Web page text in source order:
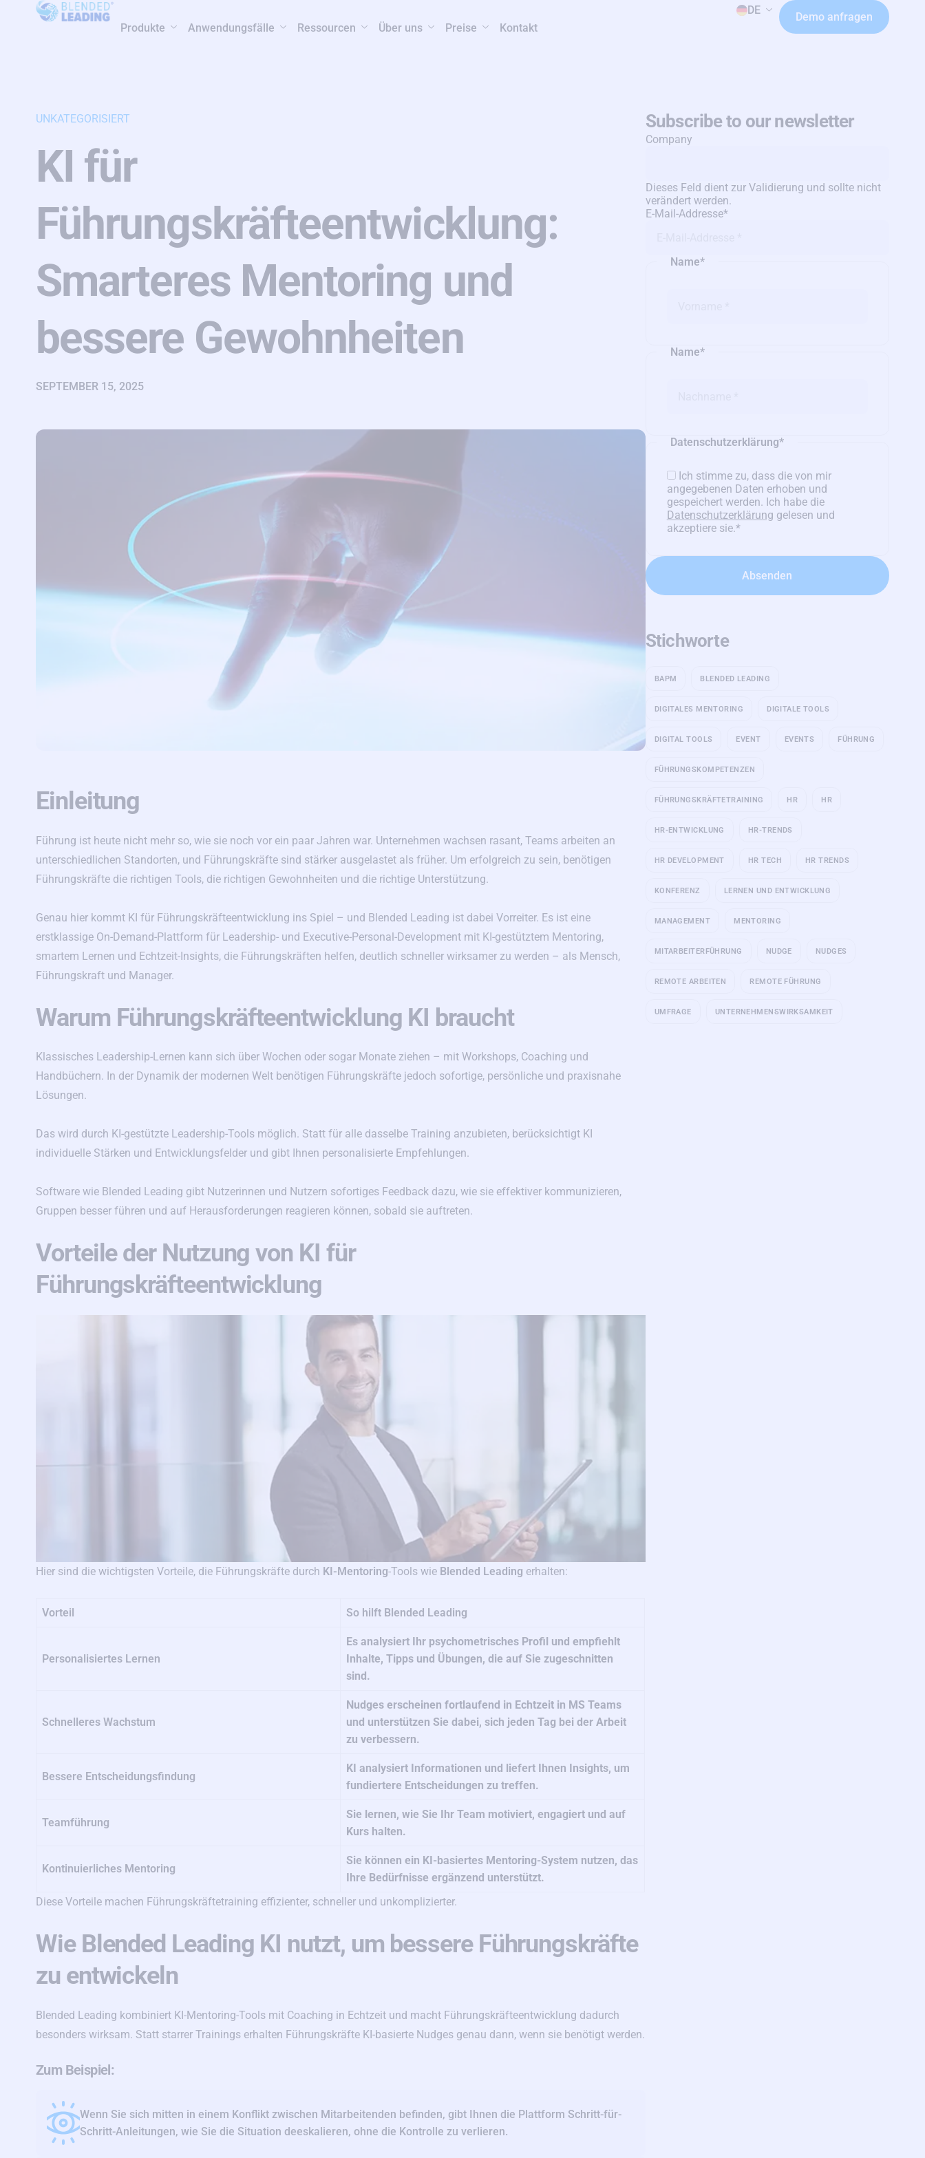
Produkte Anwendungsfälle Ressourcen Über uns Preise Kontakt
DE
Demo anfragen
UNKATEGORISIERT
KI für
Führungskräfteentwicklung:
Smarteres Mentoring und
bessere Gewohnheiten
SEPTEMBER 15, 2025
Einleitung
Führung ist heute nicht mehr so, wie sie noch vor ein paar Jahren war. Unternehmen wachsen rasant, Teams arbeiten an
unterschiedlichen Standorten, und Führungskräfte sind stärker ausgelastet als früher. Um erfolgreich zu sein, benötigen
Führungskräfte die richtigen Tools, die richtigen Gewohnheiten und die richtige Unterstützung.
Genau hier kommt KI für Führungskräfteentwicklung ins Spiel – und Blended Leading ist dabei Vorreiter. Es ist eine
erstklassige On-Demand-Plattform für Leadership- und Executive-Personal-Development mit KI-gestütztem Mentoring,
smartem Lernen und Echtzeit-Insights, die Führungskräften helfen, deutlich schneller wirksamer zu werden – als Mensch,
Führungskraft und Manager.
Warum Führungskräfteentwicklung KI braucht
Klassisches Leadership-Lernen kann sich über Wochen oder sogar Monate ziehen – mit Workshops, Coaching und
Handbüchern. In der Dynamik der modernen Welt benötigen Führungskräfte jedoch sofortige, persönliche und praxisnahe
Lösungen.
Das wird durch KI-gestützte Leadership-Tools möglich. Statt für alle dasselbe Training anzubieten, berücksichtigt KI
individuelle Stärken und Entwicklungsfelder und gibt Ihnen personalisierte Empfehlungen.
Software wie Blended Leading gibt Nutzerinnen und Nutzern sofortiges Feedback dazu, wie sie effektiver kommunizieren,
Gruppen besser führen und auf Herausforderungen reagieren können, sobald sie auftreten.
Vorteile der Nutzung von KI für
Führungskräfteentwicklung
Hier sind die wichtigsten Vorteile, die Führungskräfte durch KI-Mentoring-Tools wie Blended Leading erhalten:
Vorteil So hilft Blended Leading
Personalisiertes Lernen
Es analysiert Ihr psychometrisches Profil und empfiehlt
Inhalte, Tipps und Übungen, die auf Sie zugeschnitten
sind.
Schnelleres Wachstum
Nudges erscheinen fortlaufend in Echtzeit in MS Teams
und unterstützen Sie dabei, sich jeden Tag bei der Arbeit
zu verbessern.
Bessere Entscheidungsfindung
KI analysiert Informationen und liefert Ihnen Insights, um
fundiertere Entscheidungen zu treffen.
Teamführung
Sie lernen, wie Sie Ihr Team motiviert, engagiert und auf
Kurs halten.
Kontinuierliches Mentoring
Sie können ein KI-basiertes Mentoring-System nutzen, das
Ihre Bedürfnisse ergänzend unterstützt.
Diese Vorteile machen Führungskräftetraining effizienter, schneller und unkomplizierter.
Wie Blended Leading KI nutzt, um bessere Führungskräfte
zu entwickeln
Blended Leading kombiniert KI-Mentoring-Tools mit Coaching in Echtzeit und macht Führungskräfteentwicklung dadurch
besonders wirksam. Statt starrer Trainings erhalten Führungskräfte KI-basierte Nudges genau dann, wenn sie benötigt werden.
Zum Beispiel:
Wenn Sie sich mitten in einem Konflikt zwischen Mitarbeitenden befinden, gibt Ihnen die Plattform Schritt-für-
Schritt-Anleitungen, wie Sie die Situation deeskalieren, ohne die Kontrolle zu verlieren.
Subscribe to our newsletter
Company
Dieses Feld dient zur Validierung und sollte nicht
verändert werden.
E-Мail-Аddresse*
Name*
Name*
Datenschutzerklärung*
Ich stimme zu, dass die von mir
angegebenen Daten erhoben und
gespeichert werden. Ich habe die
Datenschutzerklärung gelesen und
akzeptiere sie.*
Stichworte
BAPM BLENDED LEADING
DIGITALES MENTORING DIGITALE TOOLS
DIGITAL TOOLS EVENT EVENTS FÜHRUNG
FÜHRUNGSKOMPETENZEN
FÜHRUNGSKRÄFTETRAINING HR HR
HR-ENTWICKLUNG HR-TRENDS
HR DEVELOPMENT HR TECH HR TRENDS
KONFERENZ LERNEN UND ENTWICKLUNG
MANAGEMENT MENTORING
MITARBEITERFÜHRUNG NUDGE NUDGES
REMOTE ARBEITEN REMOTE FÜHRUNG
UMFRAGE UNTERNEHMENSWIRKSAMKEIT